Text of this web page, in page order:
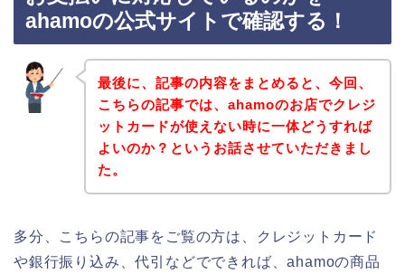
ahamoの公式サイトで確認する！
最後に、記事の内容をまとめると、今回、
こちらの記事では、ahamoのお店でクレジ
ットカードが使えない時に一体どうすれば
よいのか？というお話させていただきまし
た。
多分、こちらの記事をご覧の方は、クレジットカード
や銀行振り込み、代引などでできれば、ahamoの商品